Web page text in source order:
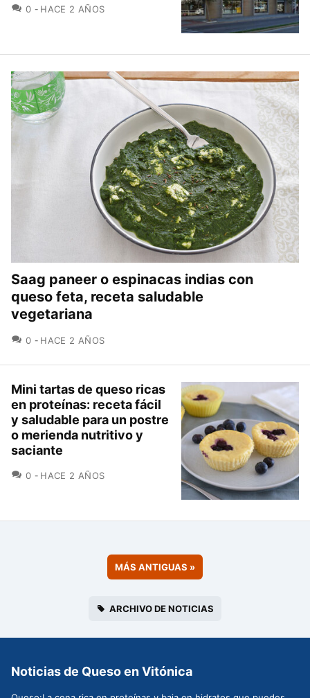
0 COMENTARIOS
HACE 2 AÑOS
Saag paneer o espinacas indias con
queso feta, receta saludable
vegetariana
0 COMENTARIOS
HACE 2 AÑOS
Mini tartas de queso ricas
en proteínas: receta fácil
y saludable para un postre
o merienda nutritivo y
saciante
0 COMENTARIOS
HACE 2 AÑOS
MÁS ANTIGUAS »
ARCHIVO DE NOTICIAS
Noticias de Queso en Vitónica